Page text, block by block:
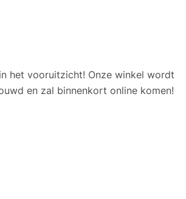
het vooruitzicht! Onze winkel wordt
en zal binnenkort online komen!